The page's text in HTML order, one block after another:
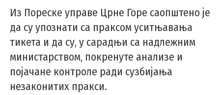
Из Порескe управe Црне Горе саопштено је
да су упознати са праксом уситњавања
тикета и да су, у сарадњи са надлежним
министарством, покренуте анализе и
појачане контроле ради сузбијања
незаконитих пракси.